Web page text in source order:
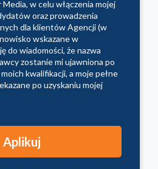
w celu włączenia mojej
oraz prowadzenia
dla klientów Agencji (w
wskazane w
do wiadomości, że nazwa
zostanie mi ujawniona po
kwalifikacji, a moje pełne
po uzyskaniu mojej